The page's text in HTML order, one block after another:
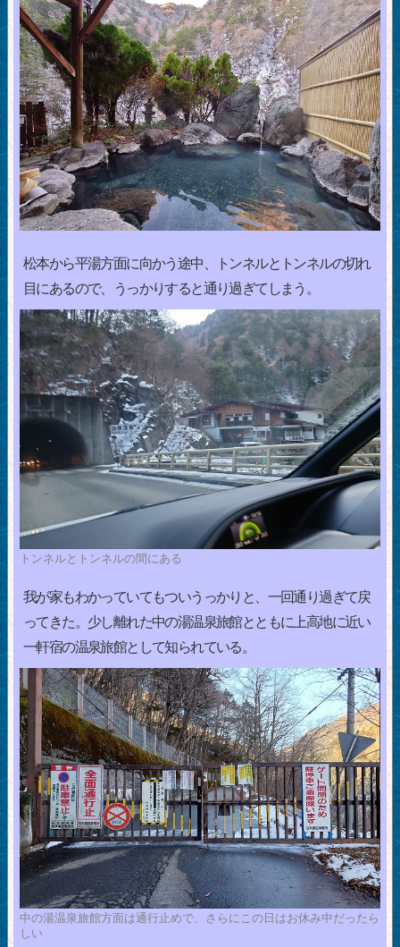
松本から平湯方面に向かう途中、トンネルとトンネルの切れ
目にあるので、うっかりすると通り過ぎてしまう。
トンネルとトンネルの間にある
我が家もわかっていてもついうっかりと、一回通り過ぎて戻
ってきた。少し離れた中の湯温泉旅館とともに上高地に近い
一軒宿の温泉旅館として知られている。
中の湯温泉旅館方面は通行止めで、さらにこの日はお休み中だったら
しい